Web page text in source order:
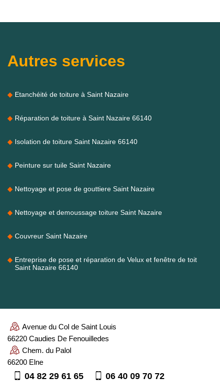
Autres services
Etanchéité de toiture à Saint Nazaire
Réparation de toiture à Saint Nazaire 66140
Isolation de toiture Saint Nazaire 66140
Peinture sur tuile Saint Nazaire
Nettoyage et pose de gouttiere Saint Nazaire
Nettoyage et demoussage toiture Saint Nazaire
Couvreur Saint Nazaire
Entreprise de pose et réparation de Velux et fenêtre de toit
Saint Nazaire 66140
Avenue du Col de Saint Louis
66220 Caudies De Fenouilledes
Chem. du Palol
66200 Elne
04 82 29 61 65 06 40 09 70 72